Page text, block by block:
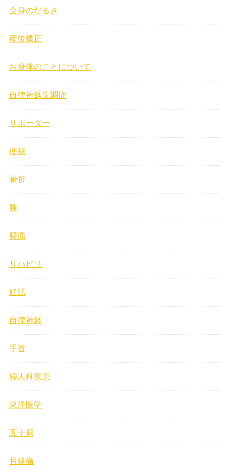
全身のだるさ
産後矯正
お身体のことについて
自律神経失調症
サポーター
便秘
骨折
膝
腰痛
リハビリ
妊活
自律神経
手首
婦人科疾患
東洋医学
五十肩
月経痛